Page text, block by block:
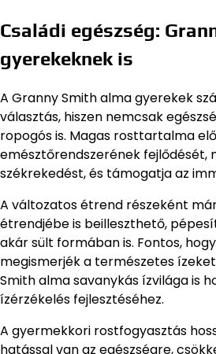
Családi egészség:
gyerekeknek is
A Granny Smith alma gyerekek
választás, hiszen nemcsak
ropogós is. Magas rosttartalma
emésztőrendszerének fejlődését,
székrekedést, és támogatja az
A változatos étrend részeként
étrendjébe is beilleszthető,
akár sült formában is. Fontos,
megismerjék a természetes
Smith alma savanykás ízvilága is
ízérzékelés fejlesztéséhez.
A gyermekkori rostfogyasztás
hatással van az egészségre,